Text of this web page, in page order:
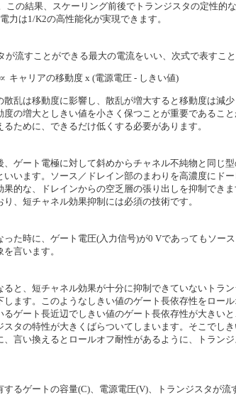
この結果、スケーリング前後でトランジスタの定性的
力は1/K2の高性能化が実現できます。
が流すことができる最大の電流をいい、次式で表すこと
キャリアの移動度 x (電源電圧 - しきい値)
散乱は移動度に影響し、散乱が増大すると移動度は減
度の増大としきい値を小さく保つことが重要であるこ
るために、できるだけ低くする必要があります。
、ゲート電極に対して斜めからチャネル不純物と同じ
いいます。ソース／ドレイン部のまわりを高濃度にド
果的な、ドレインからの空乏層の張り出しを抑制でき
、短チャネル効果抑制には必須の技術です。
った時に、ゲート電圧(入力信号)が0 Vであってもソー
言います。
ると、短チャネル効果が十分に抑制できていないトラ
します。このようなしきい値のゲート長依存性をロー
るゲート長近辺でしきい値のゲート長依存性が大きい
スタの特性が大きくばらついてしまいます。そこでし
、言い換えるとロールオフ耐性があるように、トラン
するゲートの容量(C)、電源電圧(V)、トランジスタが流